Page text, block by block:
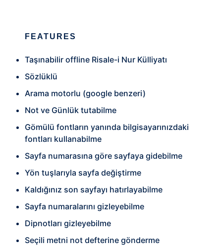
FEATURES
Taşınabilir offline Risale-i Nur Külliyatı
Sözlüklü
Arama motorlu (google benzeri)
Not ve Günlük tutabilme
Gömülü fontların yanında bilgisayarınızdaki
fontları kullanabilme
Sayfa numarasına göre sayfaya gidebilme
Yön tuşlarıyla sayfa değiştirme
Kaldığınız son sayfayı hatırlayabilme
Sayfa numaralarını gizleyebilme
Dipnotları gizleyebilme
Seçili metni not defterine gönderme